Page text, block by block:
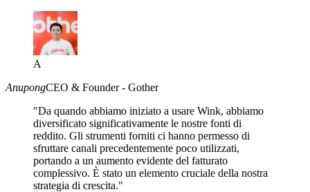
A
AnupongCEO & Founder - Gother
"Da quando abbiamo iniziato a usare Wink, abbiamo
diversificato significativamente le nostre fonti di
reddito. Gli strumenti forniti ci hanno permesso di
sfruttare canali precedentemente poco utilizzati,
portando a un aumento evidente del fatturato
complessivo. È stato un elemento cruciale della nostra
strategia di crescita."